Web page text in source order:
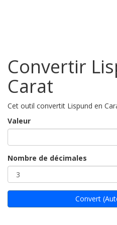
Convertir
Carat
Cet outil convertit Lispund en
Valeur
Nombre de décimales
Convert